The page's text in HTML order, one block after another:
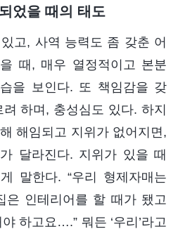
었을 때의 태도
고, 사역 능력도 좀 갖춘 어
때, 매우 열정적이고 본분
을 보인다. 또 책임감을 갖
하며, 충성심도 있다. 하지
해임되고 지위가 없어지면,
달라진다. 지위가 있을 때
말한다. “우리 형제자매는
은 인테리어를 할 때가 됐고
하고요….” 뭐든 ‘우리’라고